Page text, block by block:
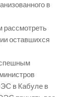
в
рассмотреть
оставшихся
в Кабуле в